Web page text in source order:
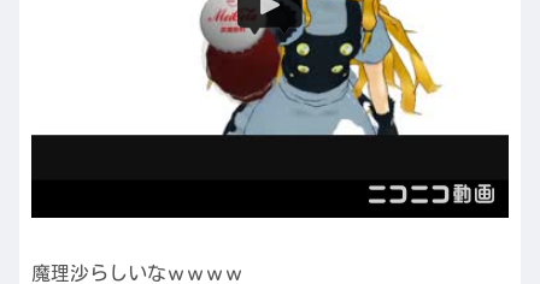
魔理沙らしいなｗｗｗｗ